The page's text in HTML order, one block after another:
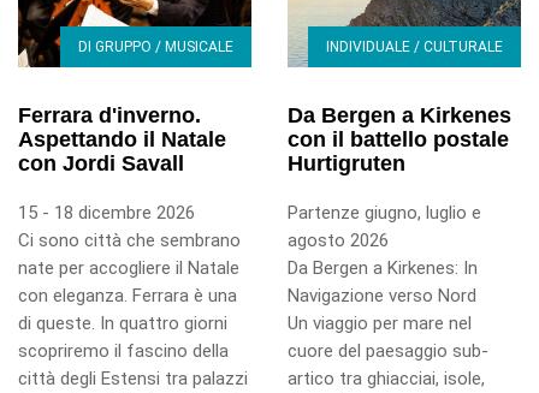
DI GRUPPO / MUSICALE
Ferrara d'inverno.
Aspettando il Natale
con Jordi Savall
15 - 18 dicembre 2026
Ci sono città che sembrano
nate per accogliere il Natale
con eleganza. Ferrara è una
di queste. In quattro giorni
scopriremo il fascino della
città degli Estensi tra palazzi
INDIVIDUALE / CULTURALE
Da Bergen a Kirkenes
con il battello postale
Hurtigruten
Partenze giugno, luglio e
agosto 2026
Da Bergen a Kirkenes: In
Navigazione verso Nord
Un viaggio per mare nel
cuore del paesaggio sub-
artico tra ghiacciai, isole,